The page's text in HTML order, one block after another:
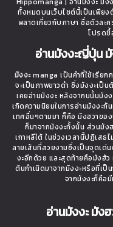
ทั้งหมดบนเว็บไซต์นี้เป็นเพีย
พลาดเกี่ยวกับภาษา ชื่อตัวละ
โปรดซื้
อ่านมังงะญี่ปุ่น มั
มังงะmanga เป็นคำที่ใช้เรีย
จะเป็นภาพขาวดำ ซึ่งมังงะเป็
เคยอ่านมังงะ หลังจากนนั้นมัง
เกิดความนิยมในการอ่านมังงะ
เทศอื่นๆตามมา ก็คือ มังฮวาขอ
ก็มาจากมังงะทั้งนั้น ส่วนมัง
เกาหลีใต้ ในช่วงเวลานี้ปฏิเสธ
ลายเส้นที่สวยงามซึ่งเป็นจุดเด่
งะอีกด้วย และสุดท้ายคือมังฮัว
ต้นกำเนิดมาจากมังงะหรือที่เ
จากมังงะก็คือ
อ่านมังงะ มัง